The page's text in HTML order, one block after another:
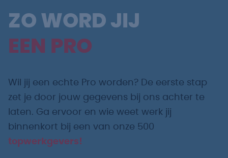
ZO WORD JIJ
EEN PRO
Wil jij een echte Pro worden? De eerste stap
zet je door jouw gegevens bij ons achter te
laten. Ga ervoor en wie weet werk jij
binnenkort bij een van onze 500
topwerkgevers!